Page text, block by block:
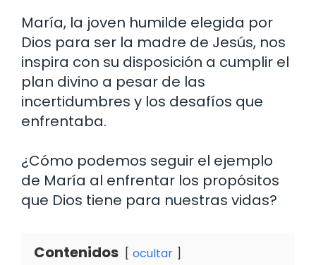
María, la joven humilde elegida por
Dios para ser la madre de Jesús, nos
inspira con su disposición a cumplir el
plan divino a pesar de las
incertidumbres y los desafíos que
enfrentaba.
¿Cómo podemos seguir el ejemplo
de María al enfrentar los propósitos
que Dios tiene para nuestras vidas?
Contenidos ocultar